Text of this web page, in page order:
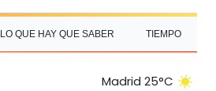
LO QUE HAY QUE SABER TIEMPO
Madrid 25°C